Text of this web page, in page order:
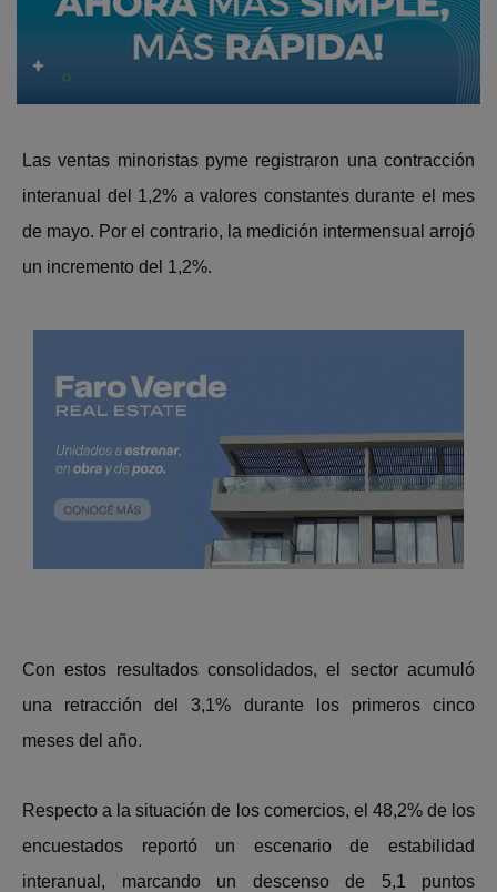
Las ventas minoristas pyme registraron una contracción
interanual del 1,2% a valores constantes durante el mes
de mayo. Por el contrario, la medición intermensual arrojó
un incremento del 1,2%.
Con estos resultados consolidados, el sector acumuló
una retracción del 3,1% durante los primeros cinco
meses del año.
Respecto a la situación de los comercios, el 48,2% de los
encuestados reportó un escenario de estabilidad
interanual, marcando un descenso de 5,1 puntos